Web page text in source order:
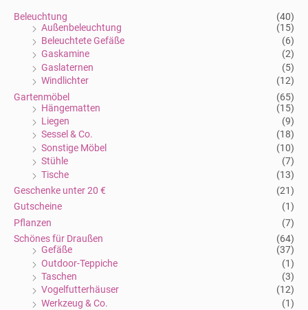
a
c
Beleuchtung
(40)
Außenbeleuchtung
(15)
Beleuchtete Gefäße
(6)
Gaskamine
(2)
Gaslaternen
(5)
Windlichter
(12)
Gartenmöbel
(65)
Hängematten
(15)
Liegen
(9)
Sessel & Co.
(18)
Sonstige Möbel
(10)
Stühle
(7)
Tische
(13)
Geschenke unter 20 €
(21)
Gutscheine
(1)
Pflanzen
(7)
Schönes für Draußen
(64)
Gefäße
(37)
Outdoor-Teppiche
(1)
Taschen
(3)
Vogelfutterhäuser
(12)
Werkzeug & Co.
(1)